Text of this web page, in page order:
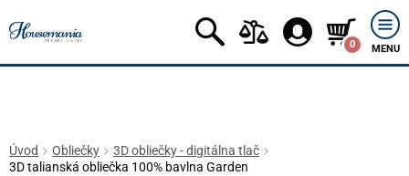
0 MENU
Úvod Obliečky
3D obliečky - digitálna tlač
3D talianská obliečka 100% bavlna Garden